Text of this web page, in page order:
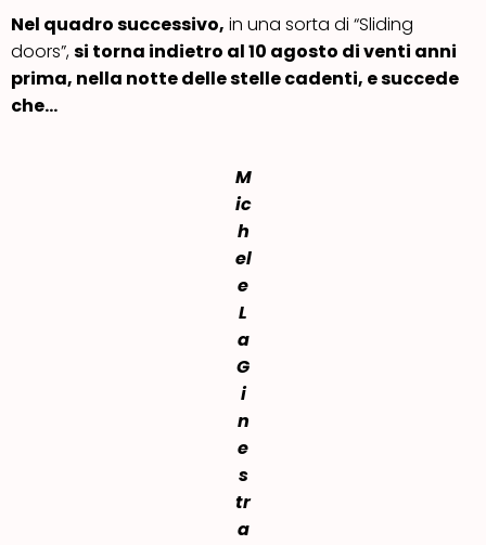
Nel quadro successivo, in una sorta di “Sliding
doors”,si torna indietro al 10 agosto di venti anni
prima, nella notte delle stelle cadenti, e succede
che…
M
ic
h
el
e
L
a
G
i
n
e
s
tr
a